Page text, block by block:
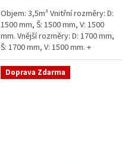
Objem: 3,5m³ Vnitřní rozměry: D:
1500 mm, Š: 1500 mm, V: 1500
mm. Vnější rozměry: D: 1700 mm,
Š: 1700 mm, V: 1500 mm. +
komínek Kvalitní nádrž na pitnou
vodu pod parkovací...
Doprava Zdarma